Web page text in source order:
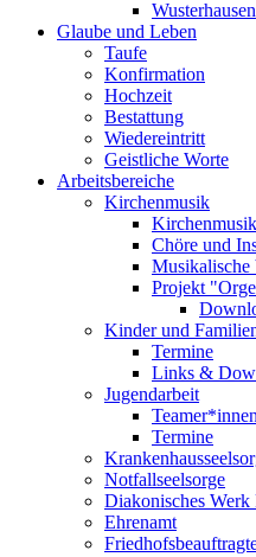
Wusterhausen
Glaube und Leben
Taufe
Konfirmation
Hochzeit
Bestattung
Wiedereintritt
Geistliche Worte
Arbeitsbereiche
Kirchenmusik
Chöre und
Musikalische
Projekt
Kinder und
Termine
Links &
Jugendarbeit
Termine
Notfallseelsorge
Diakonisches Werk
Ehrenamt